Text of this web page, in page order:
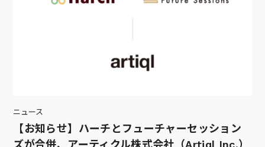
ニュース
【お知らせ】ハーチとフューチャーセッション
ズが合併、アーティクル株式会社（Artiql Inc.）